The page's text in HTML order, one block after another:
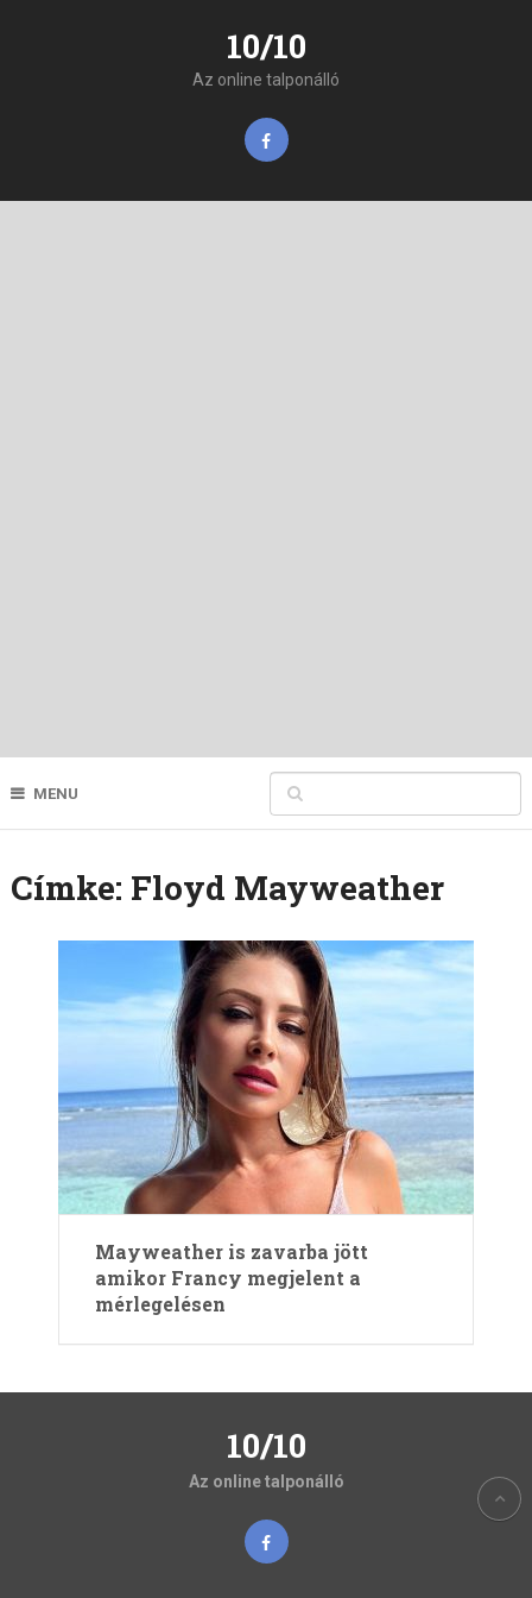
10/10
Az online talponálló
MENU
Címke: Floyd Mayweather
Mayweather is zavarba jött
amikor Francy megjelent a
mérlegelésen
10/10
Az online talponálló